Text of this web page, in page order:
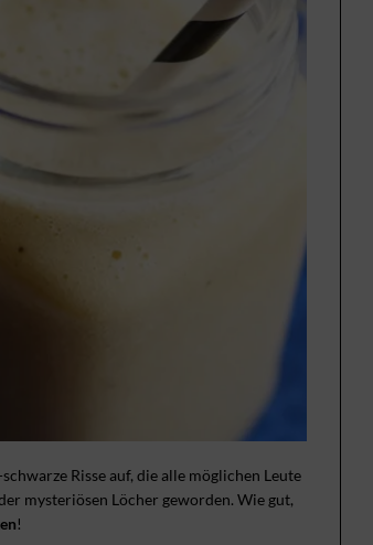
Risse auf, die alle möglichen Leute
mysteriösen Löcher geworden. Wie gut,
!